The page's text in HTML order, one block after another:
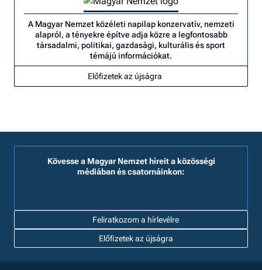
A Magyar Nemzet közéleti napilap konzervatív, nemzeti
alapról, a tényekre építve adja közre a legfontosabb
társadalmi, politikai, gazdasági, kulturális és sport
témájú információkat.
Előfizetek az újságra
Feliratkozom a hírlevélre
Kövesse a Magyar Nemzet híreit a közösségi
médiában és csatornáinkon:
Előfizetek az újságra